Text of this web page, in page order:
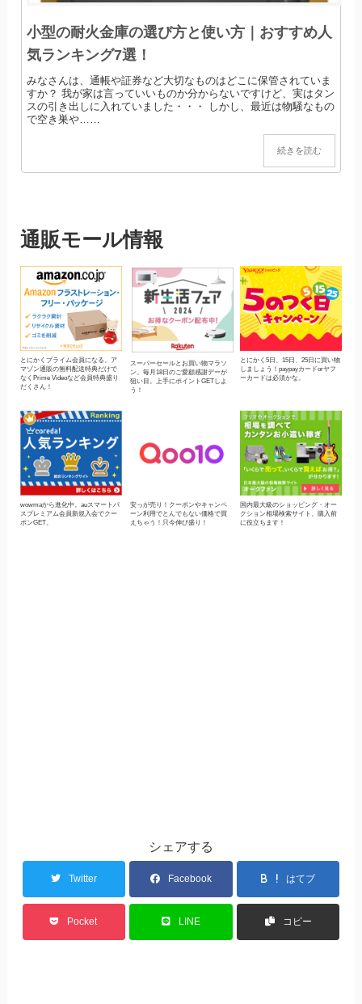
小型の耐火金庫の選び方と使い方｜おすすめ人
気ランキング7選！
みなさんは、通帳や証券など大切なものはどこに保管されていま
すか？ 我が家は言っていいものか分からないですけど、実はタン
スの引き出しに入れていました・・・ しかし、最近は物騒なもの
で空き巣や……
続きを読む
通販モール情報
とにかくプライム会員になる。ア
マゾン通販の無料配送特典だけで
なくPrime Videoなど会員特典盛り
だくさん！
スーパーセールとお買い物マラソ
ン。毎月18日のご愛顧感謝デーが
狙い目。上手にポイントGETしよ
う！
とにかく5日、15日、25日に買い物
しましょう！paypayカードorヤフ
ーカードは必須かな。
wowmaから進化中。auスマートパ
スプレミアム会員新規入会でクー
ポンGET。
安っが売り！クーポンやキャンペ
ーン利用でとんでもない価格で買
えちゃう！只今伸び盛り！
国内最大級のショッピング・オー
クション相場検索サイト。購入前
に役立ちます！
シェアする
Twitter Facebook はてブ
Pocket LINE コピー